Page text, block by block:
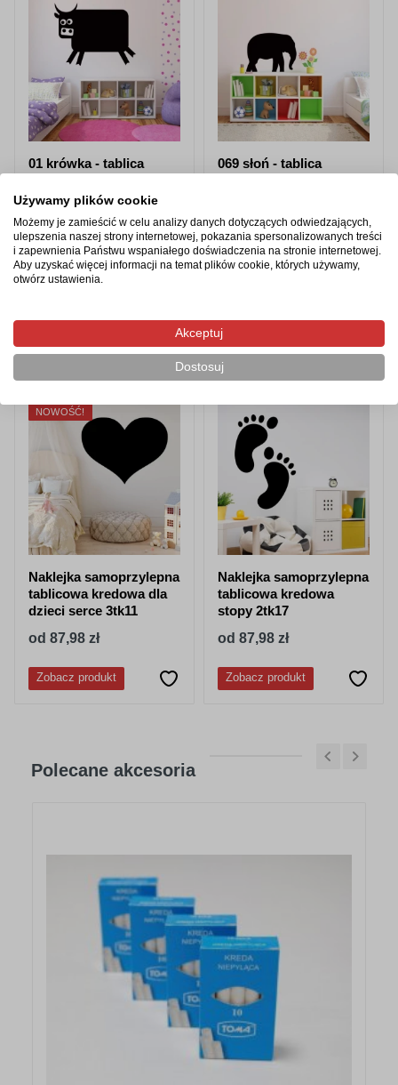
01 krówka - tablica
od 87,98 zł
Zobacz produkt
069 słoń - tablica
od 87,98 zł
Zobacz produkt
Produkty z tej samej kategorii
NOWOŚĆ!
Naklejka samoprzylepna
tablicowa kredowa dla
dzieci serce 3tk11
od 87,98 zł
Zobacz produkt
Naklejka samoprzylepna
tablicowa kredowa
stopy 2tk17
od 87,98 zł
Zobacz produkt
Polecane akcesoria
Używamy plików cookie
Możemy je zamieścić w celu analizy danych dotyczących odwiedzających,
ulepszenia naszej strony internetowej, pokazania spersonalizowanych treści
i zapewnienia Państwu wspaniałego doświadczenia na stronie internetowej.
Aby uzyskać więcej informacji na temat plików cookie, których używamy,
otwórz ustawienia.
Akceptuj
Dostosuj